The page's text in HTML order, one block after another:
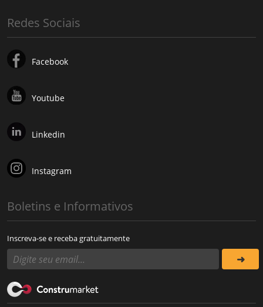
Redes Sociais
Facebook
Youtube
Linkedin
Instagram
Boletins e Informativos
Inscreva-se e receba gratuitamente